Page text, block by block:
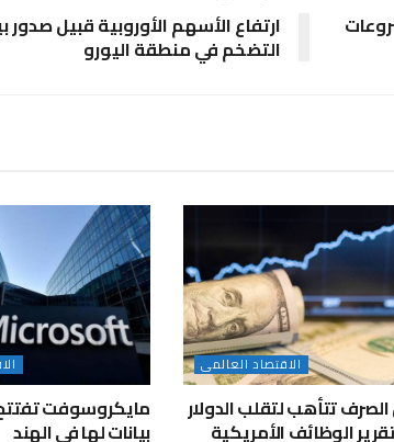
ارتفاع الأسهم الأوروبية قبيل صدور
التضخم في منطقة اليورو
الاقتصاد العالمى
تتأهب لتقلب الدولار
الوظائف الأمريكية
مايكروسوفت
بيانات لها في الهند